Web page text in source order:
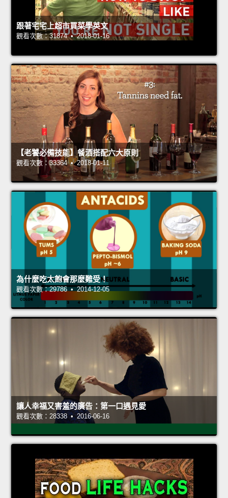
跟著宅宅上超市買菜學英文
觀看次數：31874 • 2018-01-16
【老饕必備技能】餐酒搭配六大原則
觀看次數：33364 • 2018-01-11
為什麼吃太飽會那麼難受！
觀看次數：29786 • 2014-12-05
讓人幸福又害羞的廣告：第一口遇見愛
觀看次數：28338 • 2016-06-16